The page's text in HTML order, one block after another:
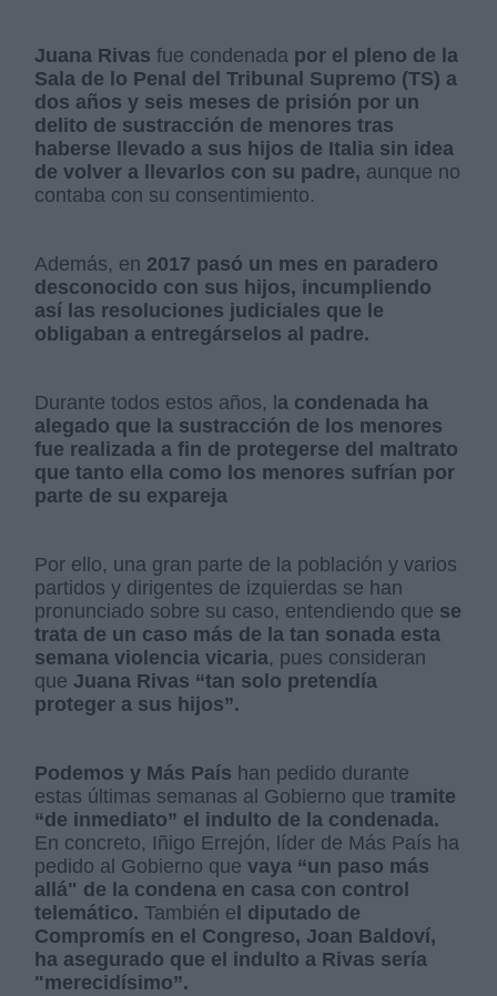
Juana Rivas fue condenada por el pleno de la
Sala de lo Penal del Tribunal Supremo (TS) a
dos años y seis meses de prisión por un
delito de sustracción de menores tras
haberse llevado a sus hijos de Italia sin idea
de volver a llevarlos con su padre, aunque no
contaba con su consentimiento.
Además, en 2017 pasó un mes en paradero
desconocido con sus hijos, incumpliendo
así las resoluciones judiciales que le
obligaban a entregárselos al padre.
Durante todos estos años, l a condenada ha
alegado que la sustracción de los menores
fue realizada a fin de protegerse del maltrato
que tanto ella como los menores sufrían por
parte de su expareja
Por ello, una gran parte de la población y varios
partidos y dirigentes de izquierdas se han
pronunciado sobre su caso, entendiendo que se
trata de un caso más de la tan sonada esta
semana violencia vicaria, pues consideran
que Juana Rivas “tan solo pretendía
proteger a sus hijos”.
Podemos y Más País han pedido durante
estas últimas semanas al Gobierno que tramite
“de inmediato” el indulto de la condenada.
En concreto, Iñigo Errejón, líder de Más País ha
pedido al Gobierno quevaya “un paso más
allá" de la condena en casa con control
telemático. También e l diputado de
Compromís en el Congreso, Joan Baldoví,
ha asegurado que el indulto a Rivas sería
"merecidísimo”.